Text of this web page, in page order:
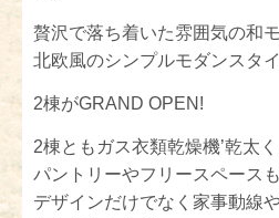
贅沢で落ち着いた雰囲気の和
北欧風のシンプルモダンスタ
2棟がGRAND OPEN!
2棟ともガス衣類乾燥機’乾太
パントリーやフリースペースも
デザインだけでなく家事動線